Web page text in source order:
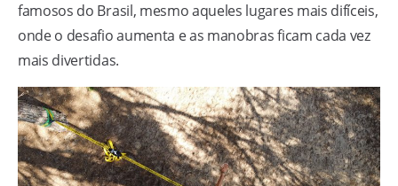
famosos do Brasil, mesmo aqueles lugares mais difíceis,
onde o desafio aumenta e as manobras ficam cada vez
mais divertidas.